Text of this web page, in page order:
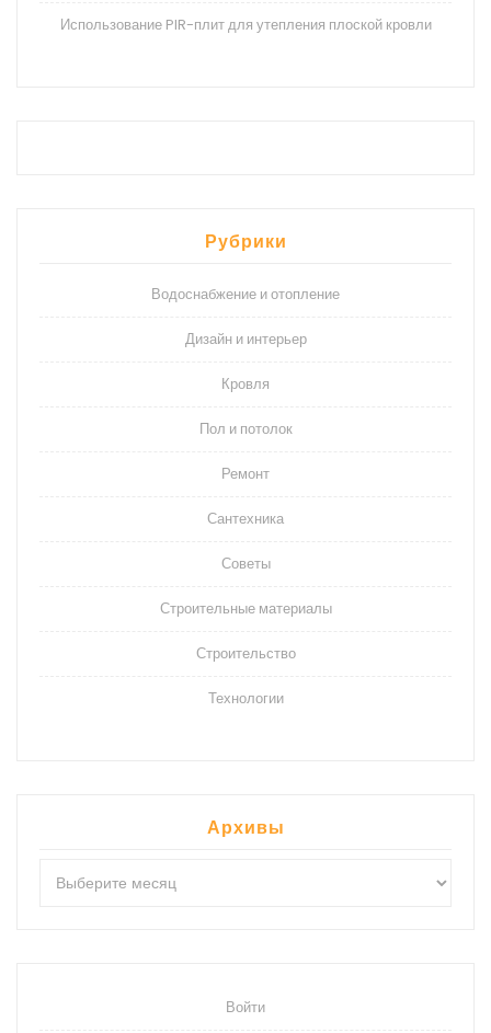
Использование PIR-плит для утепления плоской кровли
Рубрики
Водоснабжение и отопление
Дизайн и интерьер
Кровля
Пол и потолок
Ремонт
Сантехника
Советы
Строительные материалы
Строительство
Технологии
Архивы
Войти